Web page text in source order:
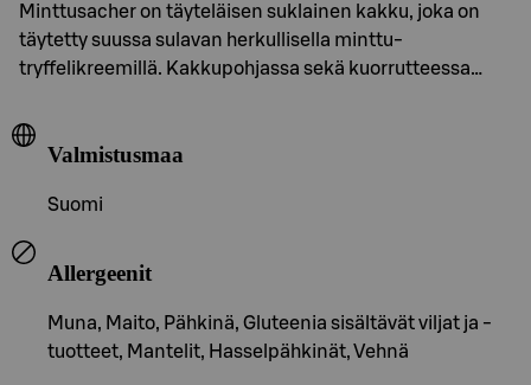
Minttusacher on täyteläisen suklainen kakku, joka on
täytetty suussa sulavan herkullisella minttu-
tryffelikreemillä. Kakkupohjassa sekä kuorrutteessa…
Valmistusmaa
Suomi
Allergeenit
Muna, Maito, Pähkinä, Gluteenia sisältävät viljat ja -
tuotteet, Mantelit, Hasselpähkinät, Vehnä